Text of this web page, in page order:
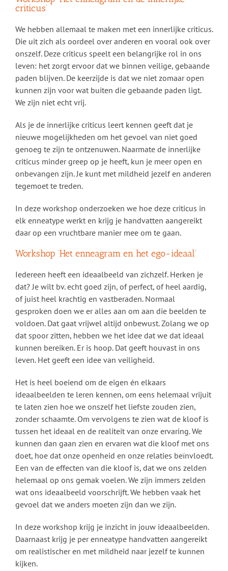
criticus’
We hebben allemaal te maken met een innerlijke criticus.
Die uit zich als oordeel over anderen en vooral ook over
onszelf. Deze criticus speelt een belangrijke rol in ons
leven: het zorgt ervoor dat we binnen veilige, gebaande
paden blijven. De keerzijde is dat we niet zomaar open
kunnen zijn voor wat buiten die gebaande paden ligt.
We zijn niet echt vrij.
Als je de innerlijke criticus leert kennen geeft dat je
nieuwe mogelijkheden om het gevoel van niet goed
genoeg te zijn te ontzenuwen. Naarmate de innerlijke
criticus minder greep op je heeft, kun je meer open en
onbevangen zijn. Je kunt met mildheid jezelf en anderen
tegemoet te treden.
In deze workshop onderzoeken we hoe deze criticus in
elk enneatype werkt en krijg je handvatten aangereikt
daar op een vruchtbare manier mee om te gaan.
Workshop ‘Het enneagram en het ego-ideaal’
Iedereen heeft een ideaalbeeld van zichzelf. Herken je
dat? Je wilt bv. echt goed zijn, of perfect, of heel aardig,
of juist heel krachtig en vastberaden. Normaal
gesproken doen we er alles aan om aan die beelden te
voldoen. Dat gaat vrijwel altijd onbewust. Zolang we op
dat spoor zitten, hebben we het idee dat we dat ideaal
kunnen bereiken. Er is hoop. Dat geeft houvast in ons
leven. Het geeft een idee van veiligheid.
Het is heel boeiend om de eigen én elkaars
ideaalbeelden te leren kennen, om eens helemaal vrijuit
te laten zien hoe we onszelf het liefste zouden zien,
zonder schaamte. Om vervolgens te zien wat de kloof is
tussen het ideaal en de realiteit van onze ervaring. We
kunnen dan gaan zien en ervaren wat die kloof met ons
doet, hoe dat onze openheid en onze relaties beïnvloedt.
Een van de effecten van die kloof is, dat we ons zelden
helemaal op ons gemak voelen. We zijn immers zelden
wat ons ideaalbeeld voorschrijft. We hebben vaak het
gevoel dat we anders moeten zijn dan we zijn.
In deze workshop krijg je inzicht in jouw ideaalbeelden.
Daarnaast krijg je per enneatype handvatten aangereikt
om realistischer en met mildheid naar jezelf te kunnen
kijken.